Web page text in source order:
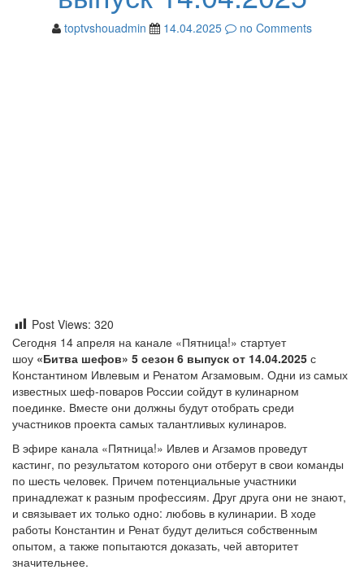
toptvshouadmin 14.04.2025 no Comments
Post Views: 320
Сегодня 14 апреля на канале «Пятница!» стартует
шоу «Битва шефов» 5 сезон 6 выпуск от 14.04.2025 с
Константином Ивлевым и Ренатом Агзамовым. Одни из самых
известных шеф-поваров России сойдут в кулинарном
поединке. Вместе они должны будут отобрать среди
участников проекта самых талантливых кулинаров.
В эфире канала «Пятница!» Ивлев и Агзамов проведут
кастинг, по результатом которого они отберут в свои команды
по шесть человек. Причем потенциальные участники
принадлежат к разным профессиям. Друг друга они не знают,
и связывает их только одно: любовь в кулинарии. В ходе
работы Константин и Ренат будут делиться собственным
опытом, а также попытаются доказать, чей авторитет
значительнее.